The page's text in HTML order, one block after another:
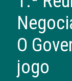
O
jogo